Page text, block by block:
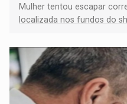
Mulher tentou escapar
localizada nos fundos do